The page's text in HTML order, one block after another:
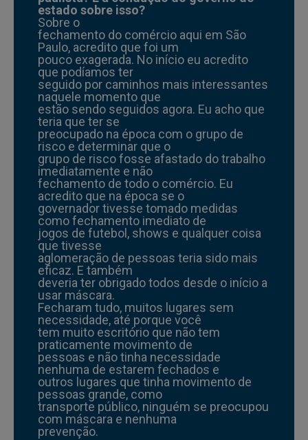
estado sobre isso?
Sobre o
fechamento do comércio aqui em São
Paulo, acredito que foi um
pouco exagerada. No início eu acredito
que podíamos ter
seguido por caminhos mais interessantes
naquele momento que
estão sendo seguidos agora. Eu acho que
teria que ter se
preocupado na época com o grupo de
risco e determinar que o
grupo de risco fosse afastado do trabalho
imediatamente e não
fechamento de todo o comércio. Eu
acredito que na época se o
governador tivesse tomado medidas
como fechamento imediato de
jogos de futebol, shows e qualquer coisa
que tivesse
aglomeração de pessoas teria sido mais
eficaz. E também
deveria ter obrigado todos desde o início a
usar máscara.
Fecharam tudo, muitos lugares sem
necessidade, até porque você
tem muito escritório que não tem
praticamente movimento de
pessoas e não tinha necessidade
nenhuma de estarem fechados e
outros lugares que tinha movimento de
pessoas grande, como
transporte público, ninguém se preocupou
com máscara e nenhuma
prevenção.